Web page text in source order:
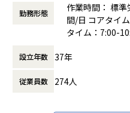
へのやりがいも実感できるの
もちろん、上流⼯程から携わ
さんにとっては⼤きな醍醐味
す。
働きやすさ
勤務形態
作業時間： 標準労
間/日 コアタイム10:00～14:00 フレキシブル
タイム：7:00-
時間外労働の有
設立年数 37年
従業員数 274人